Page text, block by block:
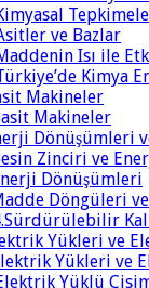
ve Bazlar
Isı ile
Kimya
Makineler
Makineler
Dönüşümleri
Zinciri ve
Dönüşümleri
Döngüleri
Yükleri ve
Yükleri ve
Yüklü